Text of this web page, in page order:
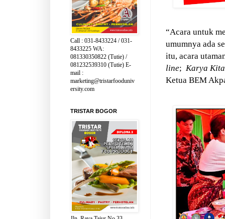
“Acara untuk
umumnya ada
itu, acara
line; Karya
Ketua BEM
Call : 031-8433224 / 031-
8433225 WA:
081330350822 (Tutie) /
081232539310 (Tutie) E-
mail :
marketing@tristarfooduniv
ersity.com
TRISTAR BOGOR